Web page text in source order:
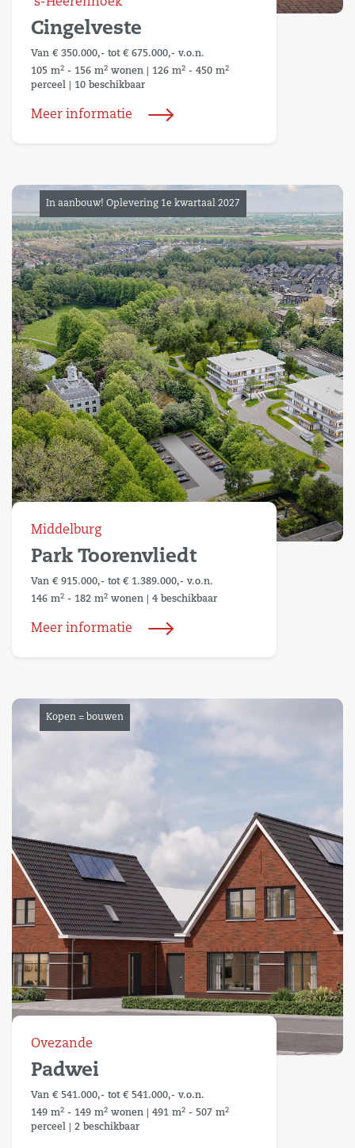
Cingelveste
Van € 350.000,- tot € 675.000,- v.o.n.
105 m2 - 156 m2 wonen 126 m2 - 450 m2
perceel 10 beschikbaar
Meer informatie
In aanbouw! Oplevering 1e kwartaal 2027
Middelburg
Park Toorenvliedt
Van € 915.000,- tot € 1.389.000,- v.o.n.
146 m2 - 182 m2 wonen 4 beschikbaar
Meer informatie
Kopen = bouwen
Ovezande
Padwei
Van € 541.000,- tot € 541.000,- v.o.n.
149 m2 - 149 m2 wonen 491 m2 - 507 m2
perceel 2 beschikbaar